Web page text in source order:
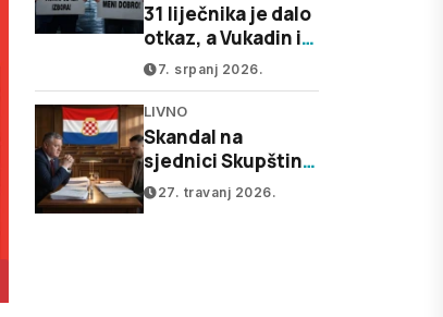
31 liječnika je dalo
otkaz, a Vukadin i
Rimac se zbog
političkih interesa
čekaju da završe
izbori?!
7. srpanj 2026.
LIVNO
Skandal na
sjednici Skupštine
HBŽ: Ćosić krivo
izbrojao glasove,
27. travanj 2026.